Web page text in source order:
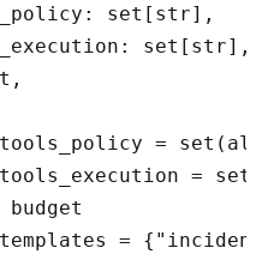
set[str],
set[str],
=
=
budget
=